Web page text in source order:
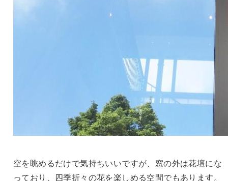
空を眺めるだけで気持ちいいですが、窓の外は花壇にな
っており、四季折々の花を楽しめる空間でもあります。